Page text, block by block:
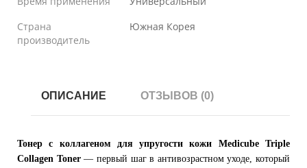
Страна
производитель
Южная Корея
ОПИСАНИЕ ОТЗЫВОВ (0)
Тонер с коллагеном для упругости кожи Medicube Triple
Collagen Toner— первый шаг в антивозрастном уходе, который